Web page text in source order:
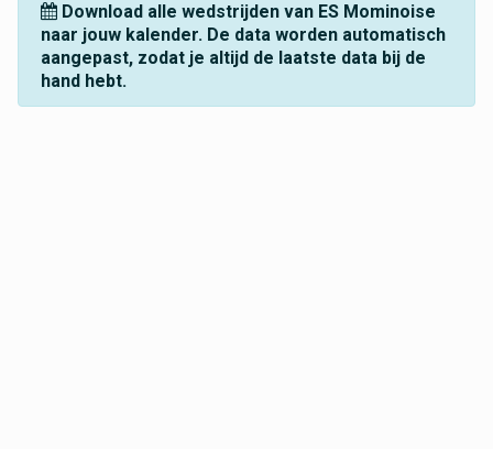
Download alle wedstrijden van ES Mominoise
naar jouw kalender. De data worden automatisch
aangepast, zodat je altijd de laatste data bij de
hand hebt.